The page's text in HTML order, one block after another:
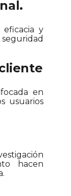
eficacia y
en
usuarios
hacen